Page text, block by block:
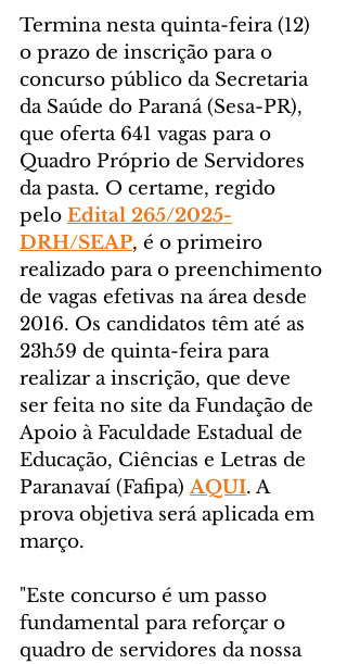
Termina nesta quinta-feira (12)
o prazo de inscrição para o
concurso público da Secretaria
da Saúde do Paraná (Sesa-PR),
que oferta 641 vagas para o
Quadro Próprio de Servidores
da pasta. O certame, regido
pelo Edital 265/2025-
DRH/SEAP, é o primeiro
realizado para o preenchimento
de vagas efetivas na área desde
2016. Os candidatos têm até as
23h59 de quinta-feira para
realizar a inscrição, que deve
ser feita no site da Fundação de
Apoio à Faculdade Estadual de
Educação, Ciências e Letras de
Paranavaí (Fafipa) AQUI. A
prova objetiva será aplicada em
março.
"Este concurso é um passo
fundamental para reforçar o
quadro de servidores da nossa